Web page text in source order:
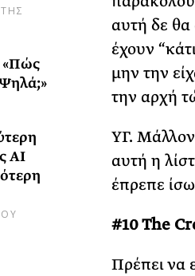
«Πώς
AI
αυτή δε θα
έχουν
μην την
την αρχή
ΥΓ. Μάλλον
αυτή η
έπρεπε
#10 The
Πρέπει να